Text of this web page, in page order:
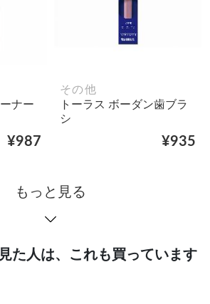
ナー
¥987
その他
トーラス ボーダン歯ブラ
シ
¥935
もっと見る
た人は、これも買っています